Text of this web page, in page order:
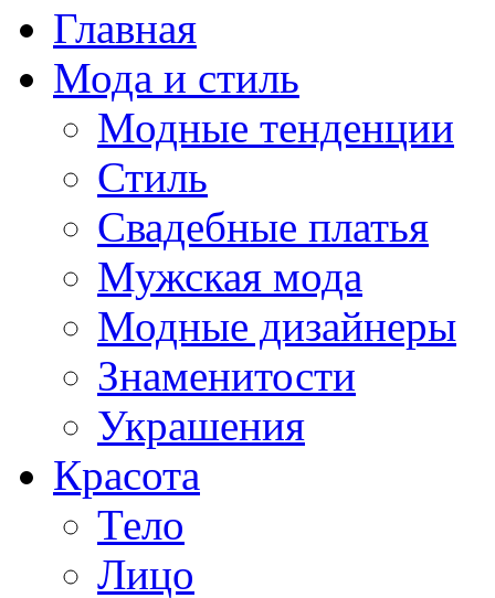
Главная
Мода и стиль
Модные тенденции
Стиль
Свадебные платья
Мужская мода
Модные дизайнеры
Знаменитости
Украшения
Красота
Тело
Лицо